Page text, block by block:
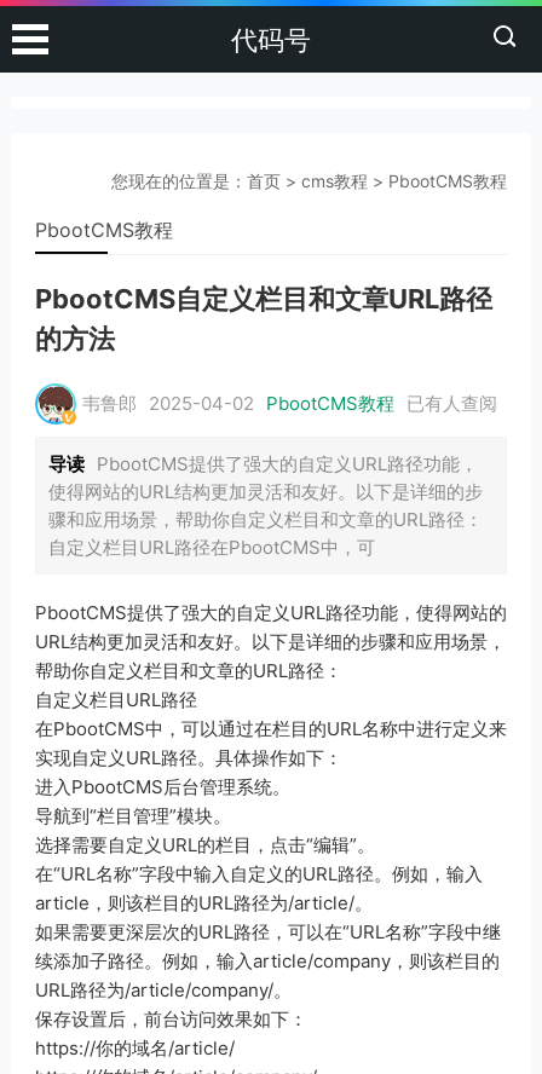
代码号
您现在的位置是：首页 >cms教程 > PbootCMS教程
PbootCMS教程
PbootCMS自定义栏目和文章URL路径
的方法
韦鲁郎 2025-04-02 PbootCMS教程 已有人查阅
导读 PbootCMS提供了强大的自定义URL路径功能，
使得网站的URL结构更加灵活和友好。以下是详细的步
骤和应用场景，帮助你自定义栏目和文章的URL路径：
自定义栏目URL路径在PbootCMS中，可
PbootCMS提供了强大的自定义URL路径功能，使得网站的
URL结构更加灵活和友好。以下是详细的步骤和应用场景，
帮助你自定义栏目和文章的URL路径：
自定义栏目URL路径
在PbootCMS中，可以通过在栏目的URL名称中进行定义来
实现自定义URL路径。具体操作如下：
进入PbootCMS后台管理系统。
导航到“栏目管理”模块。
选择需要自定义URL的栏目，点击“编辑”。
在“URL名称”字段中输入自定义的URL路径。例如，输入
article，则该栏目的URL路径为/article/。
如果需要更深层次的URL路径，可以在“URL名称”字段中继
续添加子路径。例如，输入article/company，则该栏目的
URL路径为/article/company/。
保存设置后，前台访问效果如下：
https://你的域名/article/